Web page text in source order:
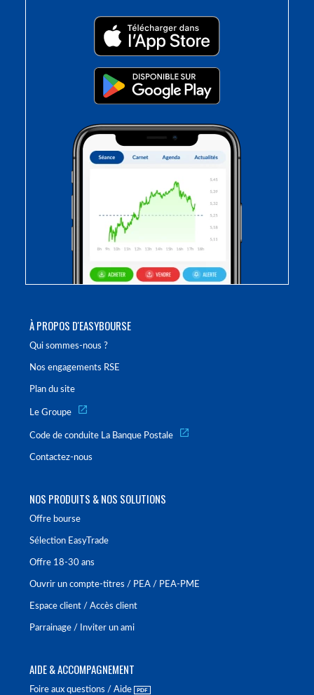
À PROPOS D'EASYBOURSE
Qui sommes-nous ?
Nos engagements RSE
Plan du site
Le Groupe
Code de conduite La Banque Postale
Contactez-nous
NOS PRODUITS & NOS SOLUTIONS
Offre bourse
Sélection EasyTrade
Offre 18-30 ans
Ouvrir un compte-titres / PEA / PEA-PME
Espace client / Accès client
Parrainage / Inviter un ami
AIDE & ACCOMPAGNEMENT
Foire aux questions / Aide